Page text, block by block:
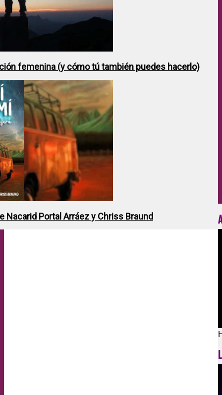
femenina (y cómo tú también puedes hacerlo)
Nacarid Portal Arráez y Chriss Braund